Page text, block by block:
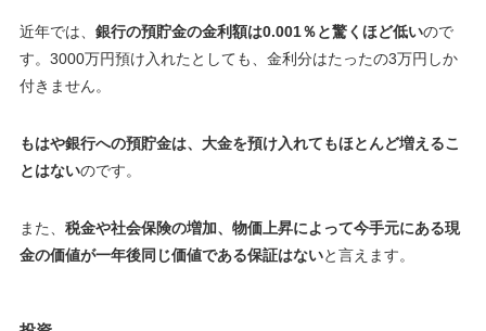
近年では、 銀行の預貯金の金利額は0.001％と驚くほど低いので
す。3000万円預け入れたとしても、金利分はたったの3万円しか
付きません。
もはや銀行への預貯金は、大金を預け入れてもほとんど増えるこ
とはないのです。
また、 税金や社会保険の増加、物価上昇によって今手元にある現
金の価値が一年後同じ価値である保証はないと言えます。